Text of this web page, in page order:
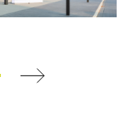
weiter